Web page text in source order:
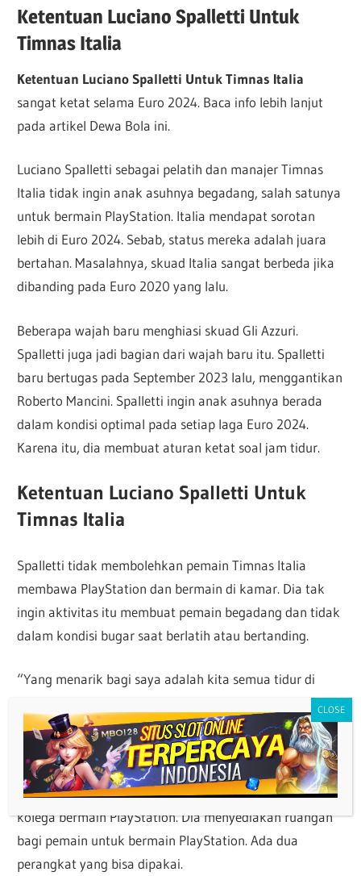
Ketentuan Luciano Spalletti Untuk
Timnas Italia
Ketentuan Luciano Spalletti Untuk Timnas Italia
sangat ketat selama Euro 2024. Baca info lebih lanjut
pada artikel Dewa Bola ini.
Luciano Spalletti sebagai pelatih dan manajer Timnas
Italia tidak ingin anak asuhnya begadang, salah satunya
untuk bermain PlayStation. Italia mendapat sorotan
lebih di Euro 2024. Sebab, status mereka adalah juara
bertahan. Masalahnya, skuad Italia sangat berbeda jika
dibanding pada Euro 2020 yang lalu.
Beberapa wajah baru menghiasi skuad Gli Azzuri.
Spalletti juga jadi bagian dari wajah baru itu. Spalletti
baru bertugas pada September 2023 lalu, menggantikan
Roberto Mancini. Spalletti ingin anak asuhnya berada
dalam kondisi optimal pada setiap laga Euro 2024.
Karena itu, dia membuat aturan ketat soal jam tidur.
Ketentuan Luciano Spalletti Untuk
Timnas Italia
Spalletti tidak membolehkan pemain Timnas Italia
membawa PlayStation dan bermain di kamar. Dia tak
ingin aktivitas itu membuat pemain begadang dan tidak
dalam kondisi bugar saat berlatih atau bertanding.
“Yang menarik bagi saya adalah kita semua tidur di
malam hari, saya tidak mengizinkan tim untuk tetap
terjaga di malam hari dan datang latihan tanpa
beristirahat. Itu saja,” ucap Spalletti.
Spalletti tak sepenuhnya melarang Nicolo Barella dan
kolega bermain PlayStation. Dia menyediakan ruangan
bagi pemain untuk bermain PlayStation. Ada dua
perangkat yang bisa dipakai.